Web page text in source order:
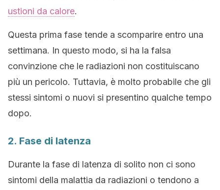
ustioni da calore.
Questa prima fase tende a scomparire entro una
settimana. In questo modo, si ha la falsa
convinzione che le radiazioni non costituiscano
più un pericolo. Tuttavia, è molto probabile che gli
stessi sintomi o nuovi si presentino qualche tempo
dopo.
2. Fase di latenza
Durante la fase di latenza di solito non ci sono
sintomi della malattia da radiazioni o tendono a